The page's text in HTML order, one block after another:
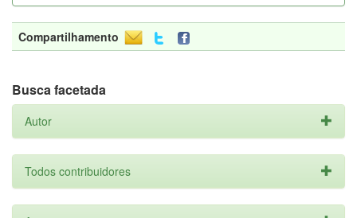
Compartilhamento
Busca facetada
Autor
Todos contribuidores